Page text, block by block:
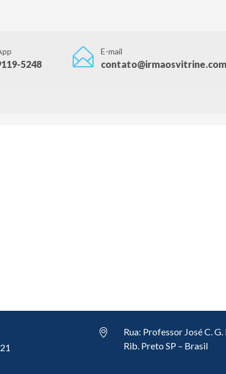
5248
E-mail
Rua: Professor José C.
Rib. Preto SP – Brasil